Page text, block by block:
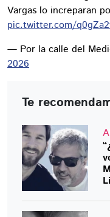
Vargas lo increparan
pic.twitter.com/
— Por la calle del
2026
Te